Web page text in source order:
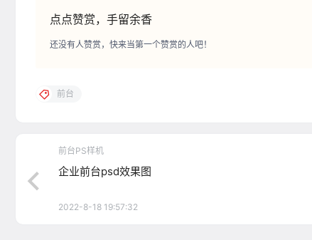
点点赞赏，手留余香
还没有人赞赏，快来当第一个赞赏的人吧！
前台
前台PS样机
企业前台psd效果图
2022-8-18 19:57:32